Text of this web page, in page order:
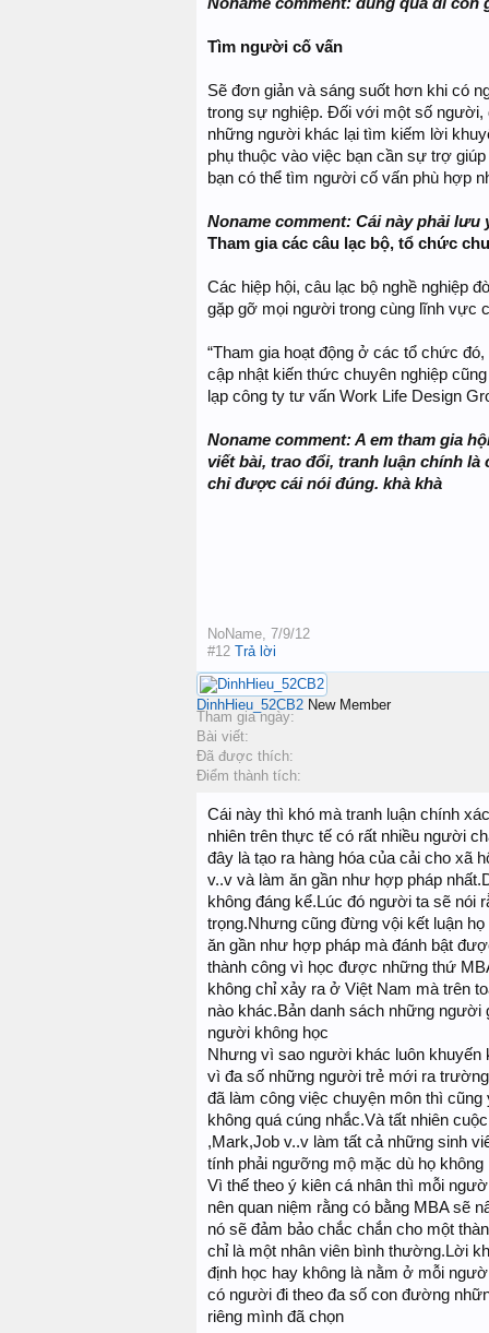
Tìm người cố vấn
Sẽ đơn giản và sáng suốt hơn khi có
trong sự nghiệp. Đối với một số người,
những người khác lại tìm kiếm lời
phụ thuộc vào việc bạn cần sự trợ
bạn có thể tìm người cố vấn phù hợp
Noname comment: Cái này phải lưu
Tham gia các câu lạc bộ, tổ chức
Các hiệp hội, câu lạc bộ nghề nghiệp
gặp gỡ mọi người trong cùng lĩnh vực
“Tham gia hoạt động ở các tổ chức
cập nhật kiến thức chuyên nghiệp
lạp công ty tư vấn Work Life Design
Noname comment: A em tham gia
viết bài, trao đổi, tranh luận chính
chỉ được cái nói đúng. khà khà
NoName, 7/9/12
#12 Trả lời
DinhHieu_52CB2 New Member
Tham gia ngày:
Bài viết:
Đã được thích:
Điểm thành tích:
Cái này thì khó mà tranh luận chính
nhiên trên thực tế có rất nhiều người
đây là tạo ra hàng hóa của cải cho xã
v..v và làm ăn gần như hợp pháp
không đáng kể.Lúc đó người ta sẽ nói
trọng.Nhưng cũng đừng vội kết luận
ăn gần như hợp pháp mà đánh bật
thành công vì học được những thứ
không chỉ xảy ra ở Việt Nam mà trên
nào khác.Bản danh sách những
người không học
Nhưng vì sao người khác luôn khuyến
vì đa số những người trẻ mới ra
đã làm công việc chuyện môn thì
không quá cúng nhắc.Và tất nhiên
,Mark,Job v..v làm tất cả những sinh
tính phải ngưỡng mộ mặc dù họ
Vì thế theo ý kiên cá nhân thì mỗi
nên quan niệm rằng có bằng MBA sẽ
nó sẽ đảm bảo chắc chắn cho một
chỉ là một nhân viên bình thường.Lời
định học hay không là nằm ở mỗi
có người đi theo đa số con đường
riêng mình đã chọn